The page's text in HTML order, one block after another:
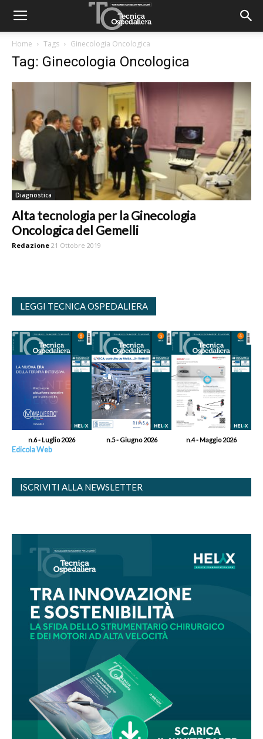
Home Tags Ginecologia Oncologica
Tag: Ginecologia Oncologica
Diagnostica
Alta tecnologia per la Ginecologia
Oncologica del Gemelli
Redazione 21 Ottobre 2019
LEGGI TECNICA OSPEDALIERA
n.6 - Luglio 2026 n.5 - Giugno 2026 n.4 - Maggio 2026
Edicola Web
ISCRIVITI ALLA NEWSLETTER